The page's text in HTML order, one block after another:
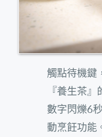
觸點待機鍵
『養生茶』
數字閃爍6
動烹飪功能